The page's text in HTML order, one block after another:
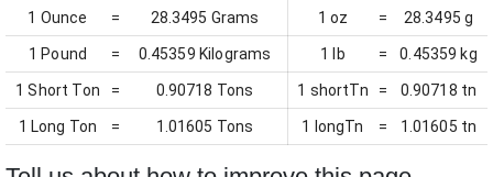
1 Ounce = 28.3495 Grams 1 oz = 28.3495 g
1 Pound = 0.45359 Kilograms 1 lb = 0.45359 kg
1 Short Ton = 0.90718 Tons 1 shortTn = 0.90718 tn
1 Long Ton = 1.01605 Tons 1 longTn = 1.01605 tn